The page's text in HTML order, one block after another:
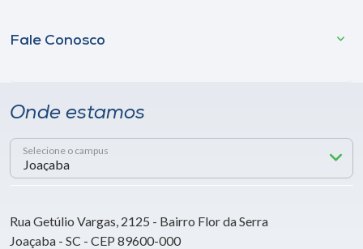
Fale Conosco
Onde estamos
Selecione o campus
Rua Getúlio Vargas, 2125 - Bairro Flor da Serra
Joaçaba - SC - CEP 89600-000